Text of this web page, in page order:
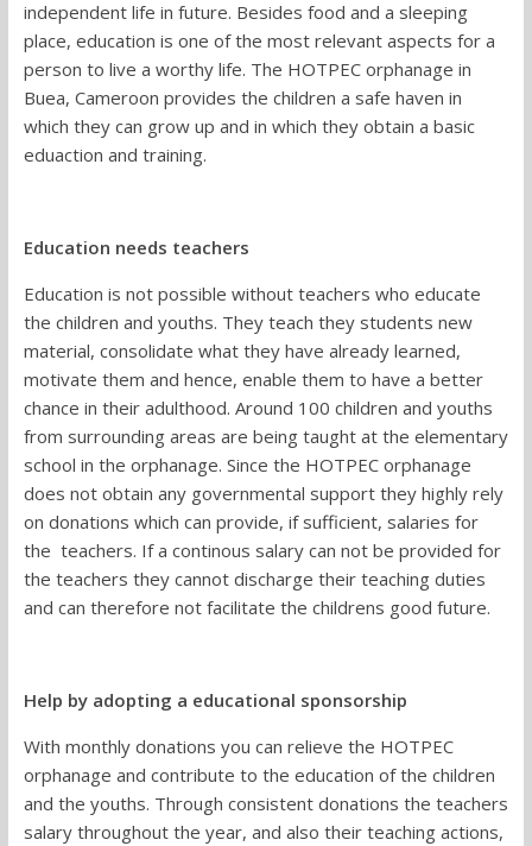
independent life in future. Besides food and a sleeping
place, education is one of the most relevant aspects for a
person to live a worthy life. The HOTPEC orphanage in
Buea, Cameroon provides the children a safe haven in
which they can grow up and in which they obtain a basic
eduaction and training.
Education needs teachers
Education is not possible without teachers who educate
the children and youths. They teach they students new
material, consolidate what they have already learned,
motivate them and hence, enable them to have a better
chance in their adulthood. Around 100 children and youths
from surrounding areas are being taught at the elementary
school in the orphanage. Since the HOTPEC orphanage
does not obtain any governmental support they highly rely
on donations which can provide, if sufficient, salaries for
the teachers. If a continous salary can not be provided for
the teachers they cannot discharge their teaching duties
and can therefore not facilitate the childrens good future.
Help by adopting a educational sponsorship
With monthly donations you can relieve the HOTPEC
orphanage and contribute to the education of the children
and the youths. Through consistent donations the teachers
salary throughout the year, and also their teaching actions,